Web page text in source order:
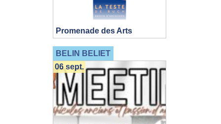
Promenade des Arts
BELIN BELIET
06 sept.